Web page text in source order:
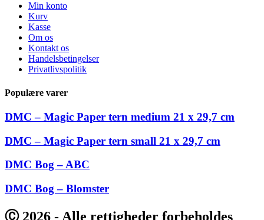
Min konto
Kurv
Kasse
Om os
Kontakt os
Handelsbetingelser
Privatlivspolitik
Populære varer
DMC – Magic Paper tern medium 21 x 29,7 cm
DMC – Magic Paper tern small 21 x 29,7 cm
DMC Bog – ABC
DMC Bog – Blomster
Ⓒ 2026 - Alle rettigheder forbeholdes